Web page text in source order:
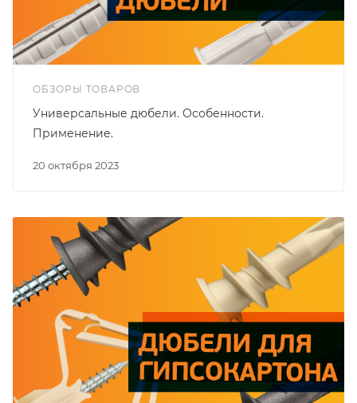
ОБЗОРЫ ТОВАРОВ
20 октября 2023
Универсальные дюбели. Особенности.
Применение.